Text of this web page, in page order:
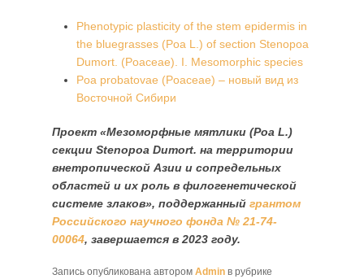
Phenotypic plasticity of the stem epidermis in
the bluegrasses (Poa L.) of section Stenopoa
Dumort. (Poaceae). I. Mesomorphic species
Poa probatovae (Poaceae) – новый вид из
Восточной Сибири
Проект «Мезоморфные мятлики (Poa L.)
секции Stenopoa Dumort. на территории
внетропической Азии и сопредельных
областей и их роль в филогенетической
системе злаков», поддержанный грантом
Российского научного фонда № 21-74-
00064, завершается в 2023 году.
Запись опубликована автором Admin в рубрике